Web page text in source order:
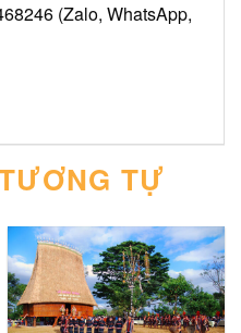
(Zalo, WhatsApp,
TỰ